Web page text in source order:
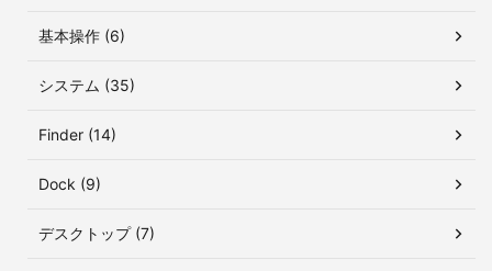
基本操作 (6)
システム (35)
Finder (14)
Dock (9)
デスクトップ (7)